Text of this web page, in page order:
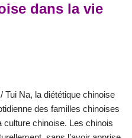
dans la vie
Tui Na, la diététique chinoise
des familles chinoises
culture chinoise. Les chinois